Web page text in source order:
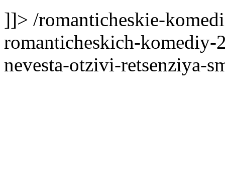
]]> /romanticheskie-
romanticheskich-komediy-
nevesta-otzivi-retsenziya-